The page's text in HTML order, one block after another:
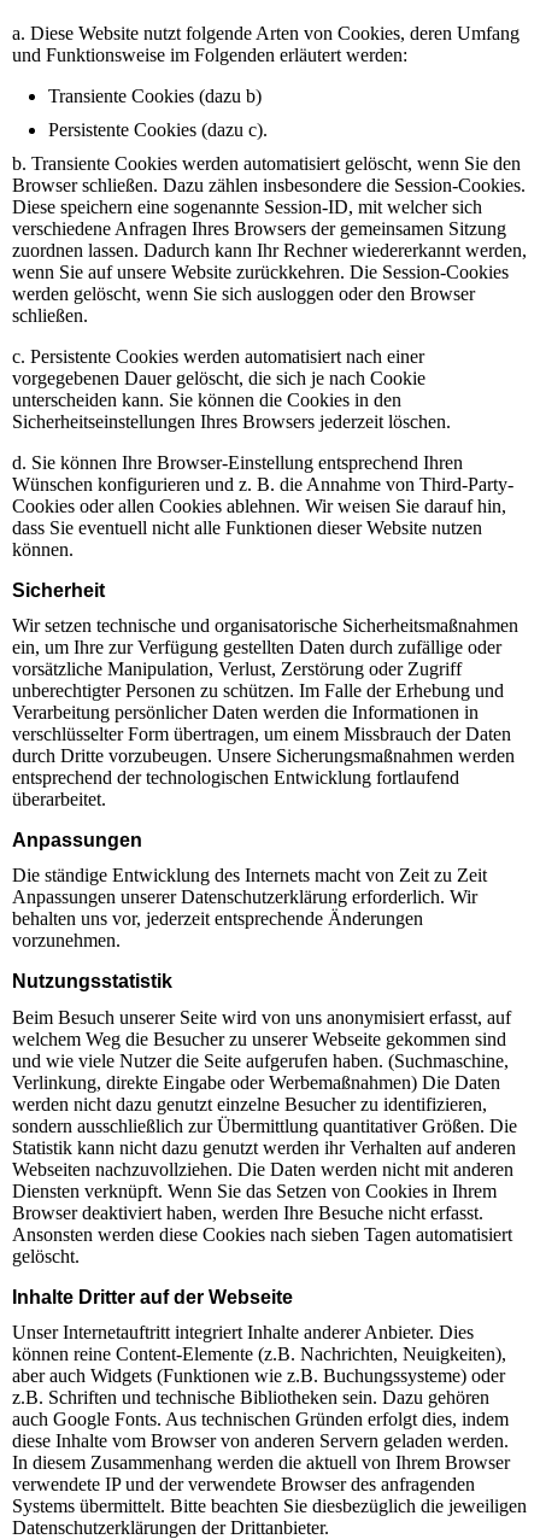
a. Diese Website nutzt folgende Arten von Cookies, deren Umfang
und Funktionsweise im Folgenden erläutert werden:
Transiente Cookies (dazu b)
Persistente Cookies (dazu c).
b. Transiente Cookies werden automatisiert gelöscht, wenn Sie den
Browser schließen. Dazu zählen insbesondere die Session-Cookies.
Diese speichern eine sogenannte Session-ID, mit welcher sich
verschiedene Anfragen Ihres Browsers der gemeinsamen Sitzung
zuordnen lassen. Dadurch kann Ihr Rechner wiedererkannt werden,
wenn Sie auf unsere Website zurückkehren. Die Session-Cookies
werden gelöscht, wenn Sie sich ausloggen oder den Browser
schließen.
c. Persistente Cookies werden automatisiert nach einer
vorgegebenen Dauer gelöscht, die sich je nach Cookie
unterscheiden kann. Sie können die Cookies in den
Sicherheitseinstellungen Ihres Browsers jederzeit löschen.
d. Sie können Ihre Browser-Einstellung entsprechend Ihren
Wünschen konfigurieren und z. B. die Annahme von Third-Party-
Cookies oder allen Cookies ablehnen. Wir weisen Sie darauf hin,
dass Sie eventuell nicht alle Funktionen dieser Website nutzen
können.
Sicherheit
Wir setzen technische und organisatorische Sicherheitsmaßnahmen
ein, um Ihre zur Verfügung gestellten Daten durch zufällige oder
vorsätzliche Manipulation, Verlust, Zerstörung oder Zugriff
unberechtigter Personen zu schützen. Im Falle der Erhebung und
Verarbeitung persönlicher Daten werden die Informationen in
verschlüsselter Form übertragen, um einem Missbrauch der Daten
durch Dritte vorzubeugen. Unsere Sicherungsmaßnahmen werden
entsprechend der technologischen Entwicklung fortlaufend
überarbeitet.
Anpassungen
Die ständige Entwicklung des Internets macht von Zeit zu Zeit
Anpassungen unserer Datenschutzerklärung erforderlich. Wir
behalten uns vor, jederzeit entsprechende Änderungen
vorzunehmen.
Nutzungsstatistik
Beim Besuch unserer Seite wird von uns anonymisiert erfasst, auf
welchem Weg die Besucher zu unserer Webseite gekommen sind
und wie viele Nutzer die Seite aufgerufen haben. (Suchmaschine,
Verlinkung, direkte Eingabe oder Werbemaßnahmen) Die Daten
werden nicht dazu genutzt einzelne Besucher zu identifizieren,
sondern ausschließlich zur Übermittlung quantitativer Größen. Die
Statistik kann nicht dazu genutzt werden ihr Verhalten auf anderen
Webseiten nachzuvollziehen. Die Daten werden nicht mit anderen
Diensten verknüpft. Wenn Sie das Setzen von Cookies in Ihrem
Browser deaktiviert haben, werden Ihre Besuche nicht erfasst.
Ansonsten werden diese Cookies nach sieben Tagen automatisiert
gelöscht.
Inhalte Dritter auf der Webseite
Unser Internetauftritt integriert Inhalte anderer Anbieter. Dies
können reine Content-Elemente (z.B. Nachrichten, Neuigkeiten),
aber auch Widgets (Funktionen wie z.B. Buchungssysteme) oder
z.B. Schriften und technische Bibliotheken sein. Dazu gehören
auch Google Fonts. Aus technischen Gründen erfolgt dies, indem
diese Inhalte vom Browser von anderen Servern geladen werden.
In diesem Zusammenhang werden die aktuell von Ihrem Browser
verwendete IP und der verwendete Browser des anfragenden
Systems übermittelt. Bitte beachten Sie diesbezüglich die jeweiligen
Datenschutzerklärungen der Drittanbieter.